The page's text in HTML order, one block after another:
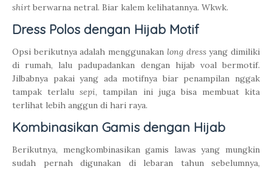
shirt berwarna netral. Biar kalem kelihatannya. Wkwk.
Dress Polos dengan Hijab Motif
Opsi berikutnya adalah menggunakan long dressyang dimiliki
di rumah, lalu padupadankan dengan hijab voal bermotif.
Jilbabnya pakai yang ada motifnya biar penampilan nggak
tampak terlalusepi, tampilan ini juga bisa membuat kita
terlihat lebih anggun di hari raya.
Kombinasikan Gamis dengan Hijab
Berikutnya, mengkombinasikan gamis lawas yang mungkin
sudah pernah digunakan di lebaran tahun sebelumnya,